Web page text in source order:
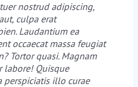
nostrud adipiscing,
culpa erat
Laudantium ea
occaecat massa feugiat
Tortor quasi. Magnam
labore! Quisque
perspiciatis illo curae